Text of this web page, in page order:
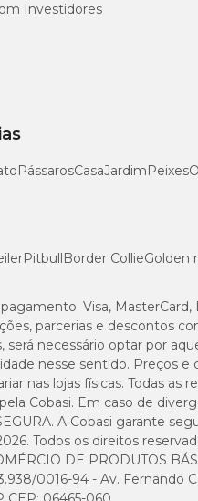
Investidores
PássarosCasaJardimPeixes
PitbullBorder CollieGolden
Visa,
parcerias e descontos
será necessário optar por
nesse sentido. Preços
nas lojas físicas. Todas as
Cobasi. Em caso de
A Cobasi garante
Todos os direitos
DE PRODUTOS
0016-94 - Av. Fernando